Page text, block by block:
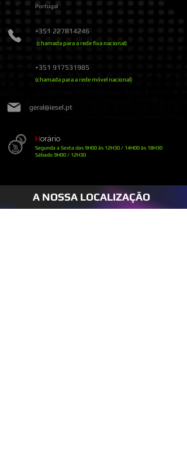
Portugal
+351 227814246
(chamada para a rede fixa nacional)
+351 917531985
(chamada para a rede móvel nacional)
geral@iesel.pt
Horário
Segunda a Sexta das 9H00 às 12H30 / 14H00 às 18H30
​Sábado 9H00 / 12H30
A NOSSA LOCALIZAÇÃO